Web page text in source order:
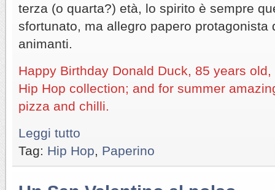
terza (o quarta?) età, lo spirito è sempre
sfortunato, ma allegro papero protagonista
animanti.
Happy Birthday Donald Duck, 85 years
Hip Hop collection; and for summer
pizza and chilli.
Leggi tutto
Tag: Hip Hop Paperino